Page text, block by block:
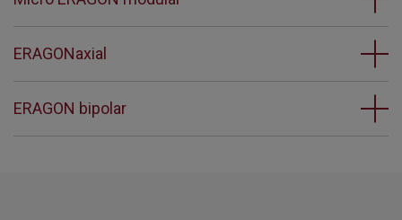
ERAGONaxial
ERAGON bipolar